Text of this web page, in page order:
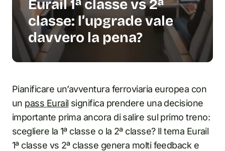
Eurail 1ª classe vs 2ª
classe: l’upgrade vale
davvero la pena?
Pianificare un’avventura ferroviaria europea con
un pass Eurail significa prendere una decisione
importante prima ancora di salire sul primo treno:
scegliere la 1ª classe o la 2ª classe? Il tema Eurail
1ª classe vs 2ª classe genera molti feedback e